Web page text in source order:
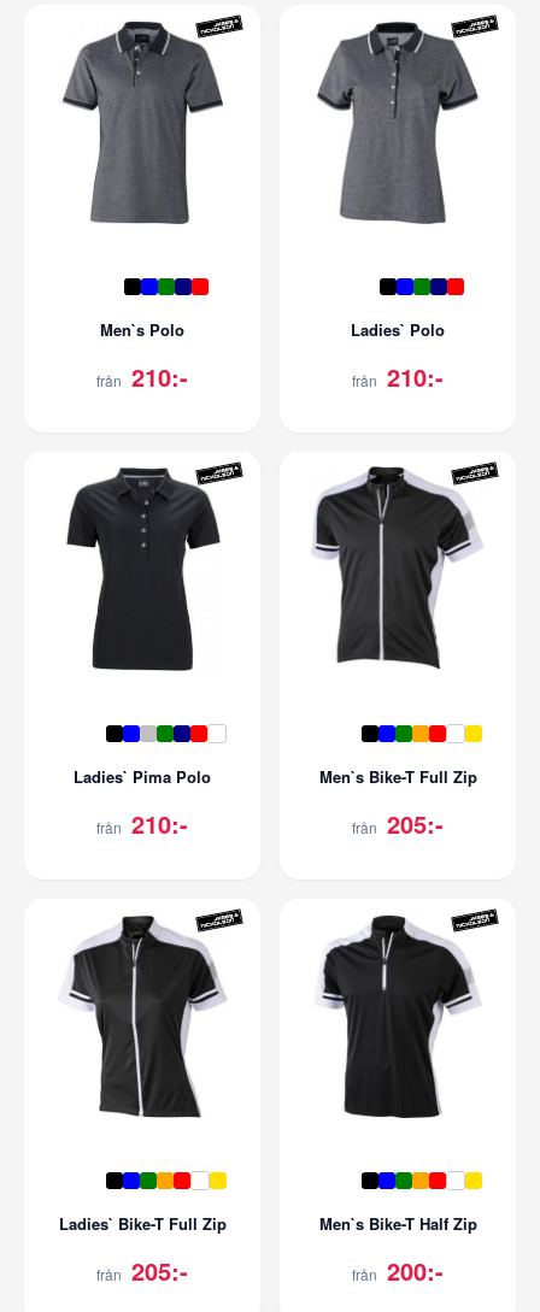
Men`s Polo
från 210:-
Ladies` Polo
från 210:-
Ladies` Pima Polo
från 210:-
Men`s Bike-T Full Zip
från 205:-
Ladies` Bike-T Full Zip
från 205:-
Men`s Bike-T Half Zip
från 200:-